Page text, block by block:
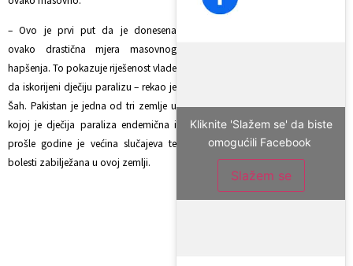
– Ovo je prvi put da je donesena
ovako drastična mjera masovnog
hapšenja. To pokazuje riješenost vlade
da iskorijeni dječiju paralizu – rekao je
Šah. Pakistan je jedna od tri zemlje u
kojoj je dječija paraliza endemična i
prošle godine je većina slučajeva te
bolesti zabilježana u ovoj zemlji.
Kliknite 'Slažem se' da biste
omogućili Facebook
Slažem se